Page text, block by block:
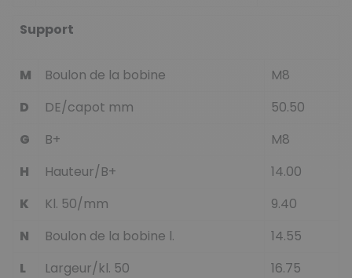
Support
M Boulon de la bobine
M8
D
DE/capot mm
50.50
G
B+
M8
H
Hauteur/B+
14.00
K
Kl. 50/mm
9.40
N
Boulon de la bobine l.
14.55
L
Largeur/kl. 50
16.75